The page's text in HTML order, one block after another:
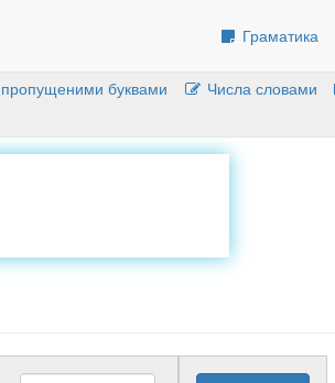
Граматика
буквами Числа словами